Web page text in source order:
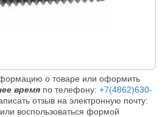
о товаре или оформить
время по телефону: +7(4862)630-
отзыв на электронную почту:
воспользоваться формой